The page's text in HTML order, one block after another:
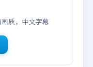
质，中文字幕